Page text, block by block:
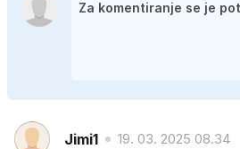
Jimi1 19. 03. 2025 08.34